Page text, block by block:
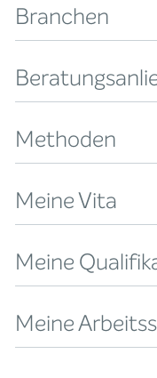
Branchen
Methoden
Meine Vita
Meine
Meine